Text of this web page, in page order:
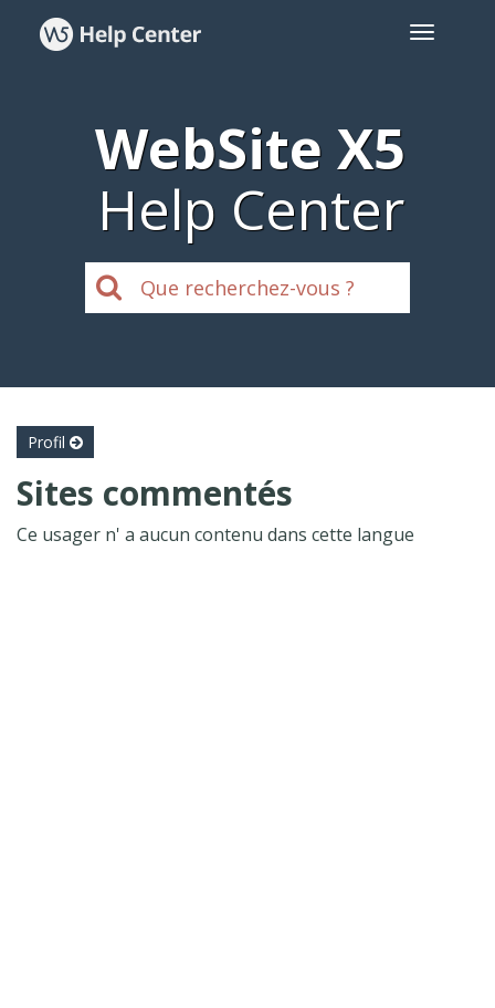
WebSite X5
Help Center
Profil
Sites commentés
Ce usager n' a aucun contenu dans cette langue